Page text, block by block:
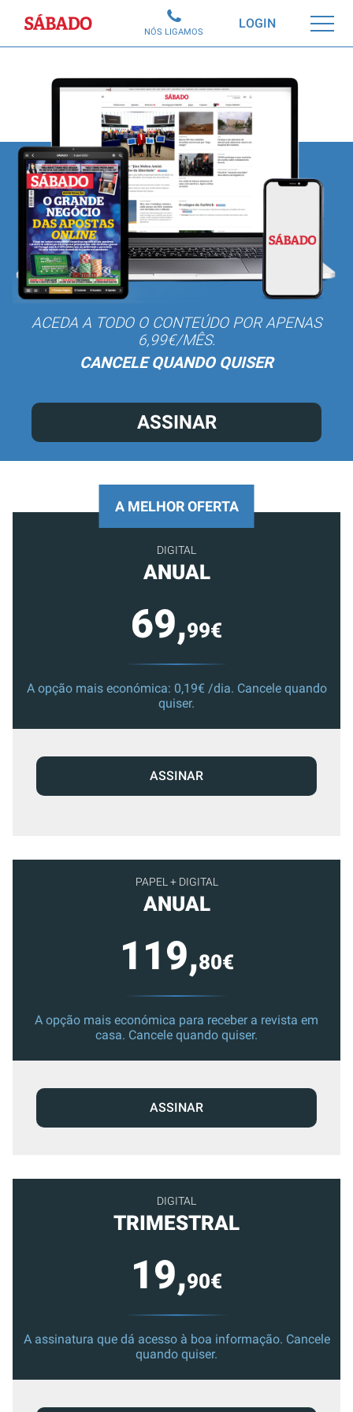
Sábado LOGIN
NÓS LIGAMOS
ACEDA A TODO O CONTEÚDO POR APENAS
6,99€/MÊS.
CANCELE QUANDO QUISER
ASSINAR
PAPEL + DIGITAL
ANUAL
119,80€
A opção mais económica para receber a revista em
casa. Cancele quando quiser.
ASSINAR
DIGITAL
TRIMESTRAL
19,90€
A assinatura que dá acesso à boa informação. Cancele
quando quiser.
A MELHOR OFERTA
DIGITAL
ANUAL
69,99€
A opção mais económica: 0,19€ /dia. Cancele quando
quiser.
ASSINAR